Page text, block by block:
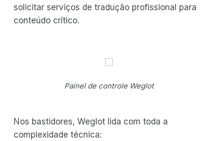
solicitar serviços de tradução profissional para
conteúdo crítico.
Painel de controle Weglot
Nos bastidores, Weglot lida com toda a
complexidade técnica: